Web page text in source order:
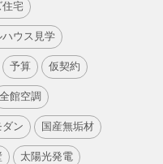
宅
ハウス見学
予算 仮契約
全館空調
ン 国産無垢材
太陽光発電